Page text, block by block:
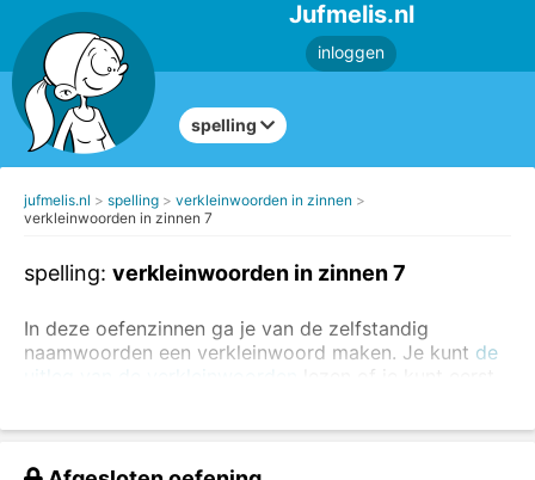
Jufmelis.nl
inloggen
spelling
jufmelis.nl spelling
verkleinwoorden in zinnen
verkleinwoorden in zinnen 7
spelling: verkleinwoorden in zinnen 7
In deze oefenzinnen ga je van de zelfstandig
naamwoorden een verkleinwoord maken. Je kunt de
lezen of je kunt eerst